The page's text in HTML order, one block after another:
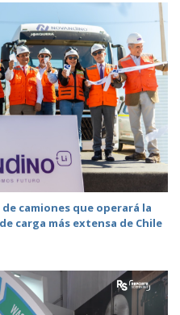
camiones que operará la
carga más extensa de Chile